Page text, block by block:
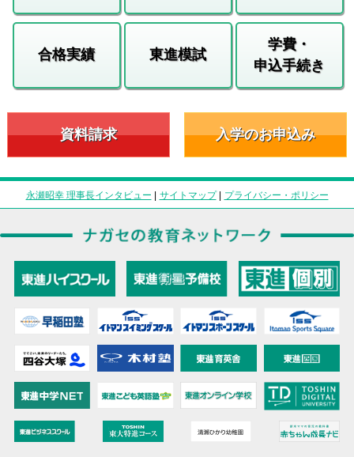
合格実績 東進模試
学費・
申込手続き
資料請求 入学のお申込み
永瀬昭幸 理事長インタビュー | サイトマップ| プライバシー・ポリシー